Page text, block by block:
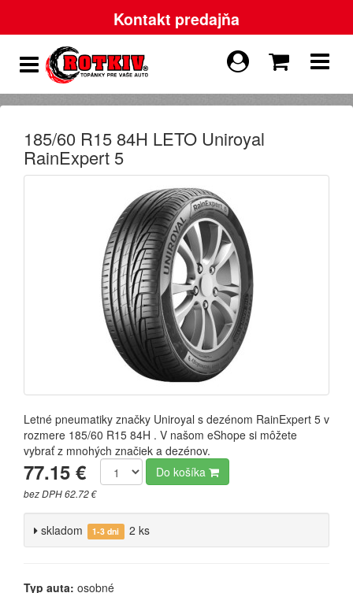
Kontakt predajňa
185/60 R15 84H LETO Uniroyal
RainExpert 5
Letné pneumatiky značky Uniroyal s dezénom RainExpert 5 v
rozmere 185/60 R15 84H . V našom eShope si môžete
vybrať z mnohých značiek a dezénov.
77.15 €
bez DPH 62.72 €
Do košíka
skladom 1-3 dni 2 ks
Typ auta: osobné